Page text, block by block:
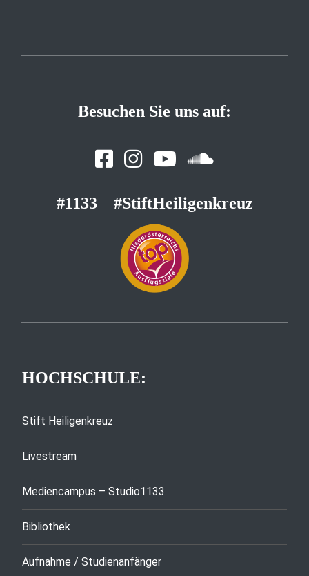
Besuchen Sie uns auf:
#1133 #StiftHeiligenkreuz
HOCHSCHULE:
Stift Heiligenkreuz
Livestream
Mediencampus – Studio1133
Bibliothek
Aufnahme / Studienanfänger